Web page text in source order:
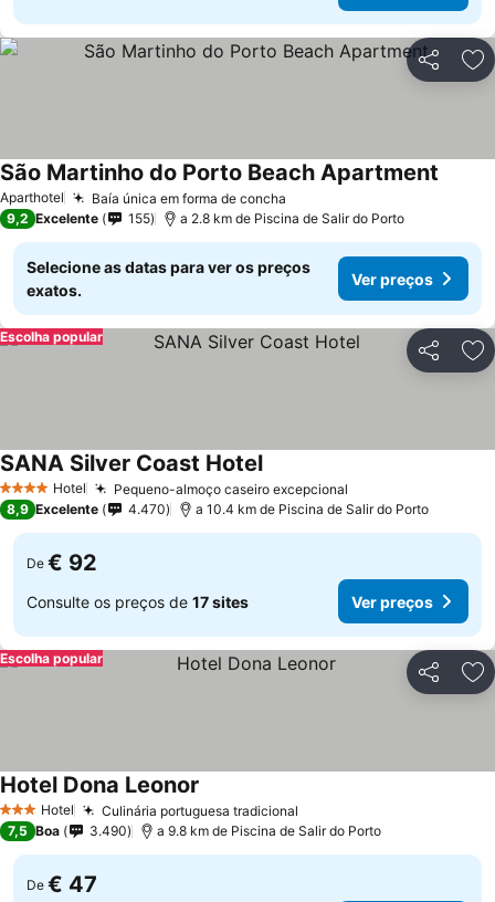
Partilhar
Aparthotel Baía única em forma de concha
São Martinho do Porto Beach Apartment
9,2 Excelente 155 a 2.8 km de Piscina de Salir do Porto
Selecione as datas para ver os preços
exatos.
Ver preços
Partilhar
Escolha popular
4 EstrelasHotel Pequeno-almoço caseiro excepcional
SANA Silver Coast Hotel
8,9 Excelente 4.470 a 10.4 km de Piscina de Salir do Porto
De € 92
Consulte os preços de 17 sites Ver preços
Partilhar
Escolha popular
3 EstrelasHotel Culinária portuguesa tradicional
Hotel Dona Leonor
7,5 Boa 3.490 a 9.8 km de Piscina de Salir do Porto
De € 47